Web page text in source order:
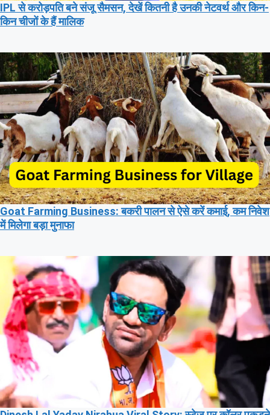
IPL से करोड़पति बने संजू सैमसन, देखें कितनी है उनकी नेटवर्थ और किन-
किन चीजों के हैं मालिक
Goat Farming Business: बकरी पालन से ऐसे करें कमाई, कम निवेश
में मिलेगा बड़ा मुनाफा